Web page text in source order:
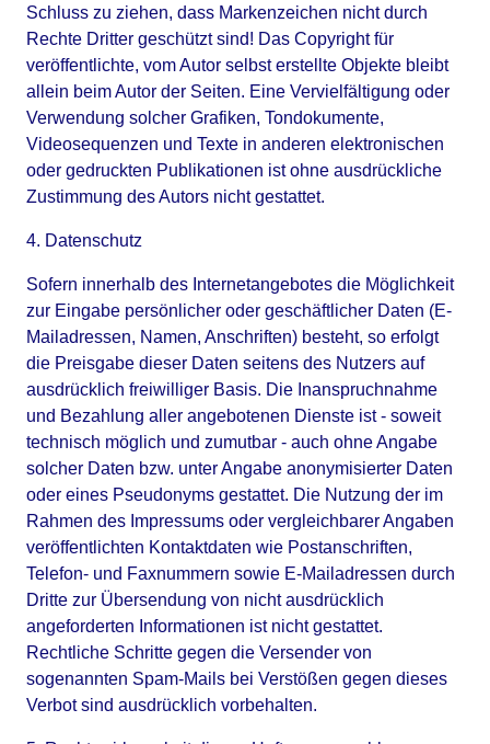
Schluss zu ziehen, dass Markenzeichen nicht durch
Rechte Dritter geschützt sind! Das Copyright für
veröffentlichte, vom Autor selbst erstellte Objekte bleibt
allein beim Autor der Seiten. Eine Vervielfältigung oder
Verwendung solcher Grafiken, Tondokumente,
Videosequenzen und Texte in anderen elektronischen
oder gedruckten Publikationen ist ohne ausdrückliche
Zustimmung des Autors nicht gestattet.
4. Datenschutz
Sofern innerhalb des Internetangebotes die Möglichkeit
zur Eingabe persönlicher oder geschäftlicher Daten (E-
Mailadressen, Namen, Anschriften) besteht, so erfolgt
die Preisgabe dieser Daten seitens des Nutzers auf
ausdrücklich freiwilliger Basis. Die Inanspruchnahme
und Bezahlung aller angebotenen Dienste ist - soweit
technisch möglich und zumutbar - auch ohne Angabe
solcher Daten bzw. unter Angabe anonymisierter Daten
oder eines Pseudonyms gestattet. Die Nutzung der im
Rahmen des Impressums oder vergleichbarer Angaben
veröffentlichten Kontaktdaten wie Postanschriften,
Telefon- und Faxnummern sowie E-Mailadressen durch
Dritte zur Übersendung von nicht ausdrücklich
angeforderten Informationen ist nicht gestattet.
Rechtliche Schritte gegen die Versender von
sogenannten Spam-Mails bei Verstößen gegen dieses
Verbot sind ausdrücklich vorbehalten.